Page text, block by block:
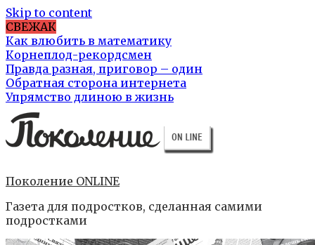
Skip to content
СВЕЖАК
Как влюбить в математику
Корнеплод-рекордсмен
Правда разная, приговор – один
Обратная сторона интернета
Упрямство длиною в жизнь
Поколение ONLINE
Газета для подростков, сделанная самими
подростками